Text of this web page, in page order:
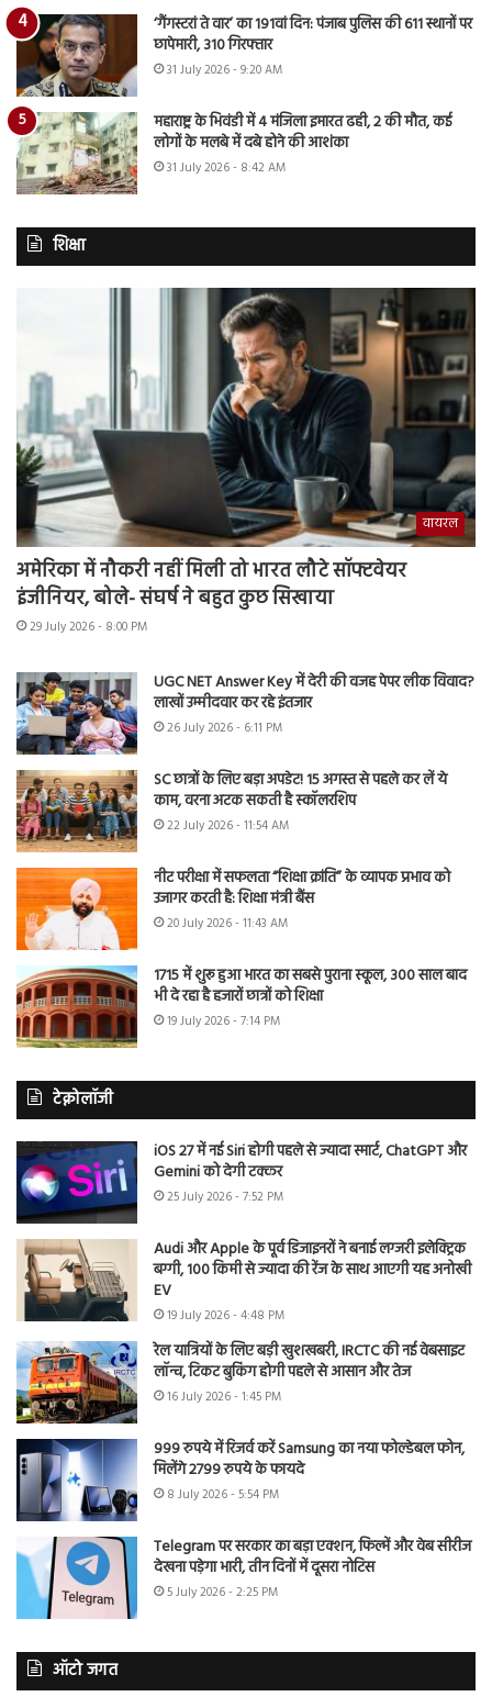
‘गैंगस्टरां ते वार’ का 191वां दिन: पंजाब पुलिस की 611 स्थानों पर
छापेमारी, 310 गिरफ्तार
31 July 2026 - 9:20 AM
महाराष्ट्र के भिवंडी में 4 मंजिला इमारत ढही, 2 की मौत, कई
लोगों के मलबे में दबे होने की आशंका
31 July 2026 - 8:42 AM
शिक्षा
वायरल
अमेरिका में नौकरी नहीं मिली तो भारत लौटे सॉफ्टवेयर
इंजीनियर, बोले- संघर्ष ने बहुत कुछ सिखाया
29 July 2026 - 8:00 PM
UGC NET Answer Key में देरी की वजह पेपर लीक विवाद?
लाखों उम्मीदवार कर रहे इंतजार
26 July 2026 - 6:11 PM
SC छात्रों के लिए बड़ा अपडेट! 15 अगस्त से पहले कर लें ये
काम, वरना अटक सकती है स्कॉलरशिप
22 July 2026 - 11:54 AM
नीट परीक्षा में सफलता “शिक्षा क्रांति” के व्यापक प्रभाव को
उजागर करती है: शिक्षा मंत्री बैंस
20 July 2026 - 11:43 AM
1715 में शुरू हुआ भारत का सबसे पुराना स्कूल, 300 साल बाद
भी दे रहा है हजारों छात्रों को शिक्षा
19 July 2026 - 7:14 PM
टेक्नोलॉजी
iOS 27 में नई Siri होगी पहले से ज्यादा स्मार्ट, ChatGPT और
Gemini को देगी टक्कर
25 July 2026 - 7:52 PM
Audi और Apple के पूर्व डिजाइनरों ने बनाई लग्जरी इलेक्ट्रिक
बग्गी, 100 किमी से ज्यादा की रेंज के साथ आएगी यह अनोखी
EV
19 July 2026 - 4:48 PM
रेल यात्रियों के लिए बड़ी खुशखबरी, IRCTC की नई वेबसाइट
लॉन्च, टिकट बुकिंग होगी पहले से आसान और तेज
16 July 2026 - 1:45 PM
999 रुपये में रिजर्व करें Samsung का नया फोल्डेबल फोन,
मिलेंगे 2799 रुपये के फायदे
8 July 2026 - 5:54 PM
Telegram पर सरकार का बड़ा एक्शन, फिल्में और वेब सीरीज
देखना पड़ेगा भारी, तीन दिनों में दूसरा नोटिस
5 July 2026 - 2:25 PM
ऑटो जगत